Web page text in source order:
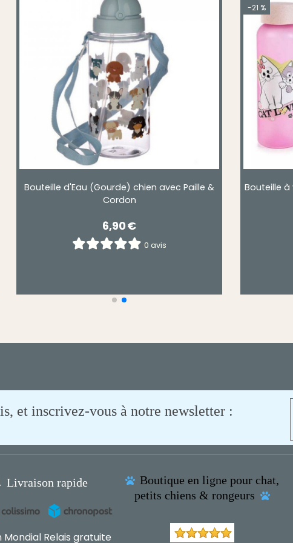
Bouteille d'Eau (Gourde) chien avec Paille &
Cordon
6,90€
0 avis
-21 %
Bouteille
et inscrivez-vous à notre newsletter :
Livraison rapide
Mondial Relais gratuite
 Boutique en ligne pour chat,
petits chiens & rongeurs
